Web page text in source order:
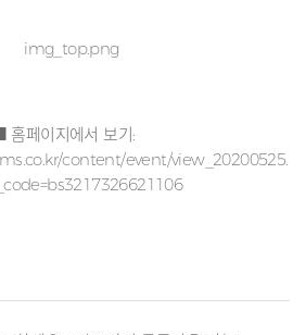
홈페이지에서 보기:
content/event/